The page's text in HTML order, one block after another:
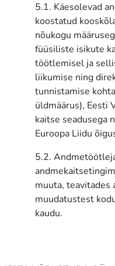
5.1. Käesolevad
koostatud
nõukogu
füüsiliste isikute
töötlemisel ja
liikumise ning
tunnistamise
üldmäärus), Eesti
kaitse seadusega
Euroopa Liidu
5.2.
muuta, teavitades
muudatustest
kaudu.